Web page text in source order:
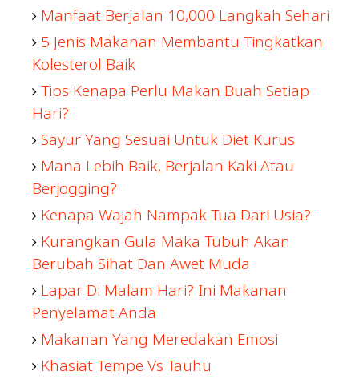
Manfaat Berjalan 10,000 Langkah Sehari
5 Jenis Makanan Membantu Tingkatkan
Kolesterol Baik
Tips Kenapa Perlu Makan Buah Setiap
Hari?
Sayur Yang Sesuai Untuk Diet Kurus
Mana Lebih Baik, Berjalan Kaki Atau
Berjogging?
Kenapa Wajah Nampak Tua Dari Usia?
Kurangkan Gula Maka Tubuh Akan
Berubah Sihat Dan Awet Muda
Lapar Di Malam Hari? Ini Makanan
Penyelamat Anda
Makanan Yang Meredakan Emosi
Khasiat Tempe Vs Tauhu